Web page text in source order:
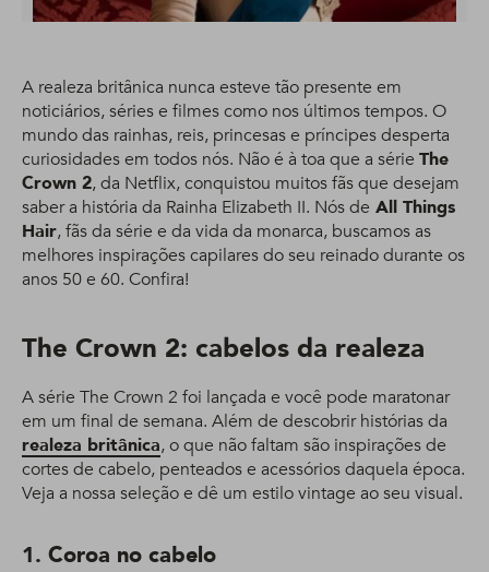
A realeza britânica nunca esteve tão presente em
noticiários, séries e filmes como nos últimos tempos. O
mundo das rainhas, reis, princesas e príncipes desperta
curiosidades em todos nós. Não é à toa que a série The
Crown 2, da Netflix, conquistou muitos fãs que desejam
saber a história da Rainha Elizabeth II. Nós de All Things
Hair, fãs da série e da vida da monarca, buscamos as
melhores inspirações capilares do seu reinado durante os
anos 50 e 60. Confira!
The Crown 2: cabelos da realeza
A série The Crown 2 foi lançada e você pode maratonar
em um final de semana. Além de descobrir histórias da
realeza britânica, o que não faltam são inspirações de
cortes de cabelo, penteados e acessórios daquela época.
Veja a nossa seleção e dê um estilo vintage ao seu visual.
1. Coroa no cabelo